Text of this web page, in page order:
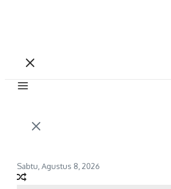
Sabtu, Agustus 8, 2026